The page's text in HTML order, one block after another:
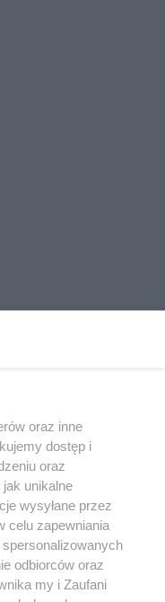
być powielany i
w jakikolwiek sposób (w
jakimkolwiek polu
z umieszczaniem w
Jakiekolwiek użycie lub
z naruszeniem prawa,
groźbą kary i może być
oraz inne
dostęp i
oraz
unikalne
wysyłane przez
celu zapewniania
odbiorców oraz
my i Zaufani